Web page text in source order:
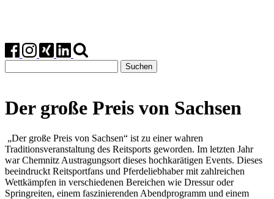
nach:
Der große Preis von Sachsen
„Der große Preis von Sachsen“ ist zu einer wahren
Traditionsveranstaltung des Reitsports geworden. Im letzten Jahr
war Chemnitz Austragungsort dieses hochkarätigen Events. Dieses
beeindruckt Reitsportfans und Pferdeliebhaber mit zahlreichen
Wettkämpfen in verschiedenen Bereichen wie Dressur oder
Springreiten, einem faszinierenden Abendprogramm und einem